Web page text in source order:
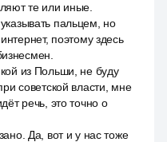
те или иные.
пальцем, но
поэтому здесь
из Польши, не буду
советской власти, мне
речь, это точно о
Да, вот и у нас тоже